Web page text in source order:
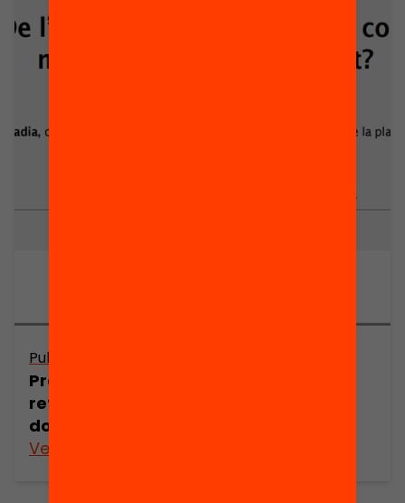
Publicació
Presentació: De l’experiència a la
reflexió: com millorar la pràctica
docent? Núria Alart
Veure’n més